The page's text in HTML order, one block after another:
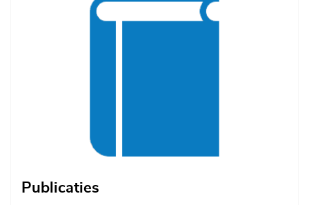
Publicaties